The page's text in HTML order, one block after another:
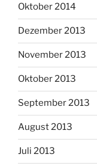
Oktober 2014
Dezember 2013
November 2013
Oktober 2013
September 2013
August 2013
Juli 2013